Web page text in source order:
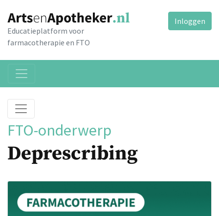
Educatieplatform voor
farmacotherapie en FTO
Inloggen
FTO-onderwerp
Deprescribing